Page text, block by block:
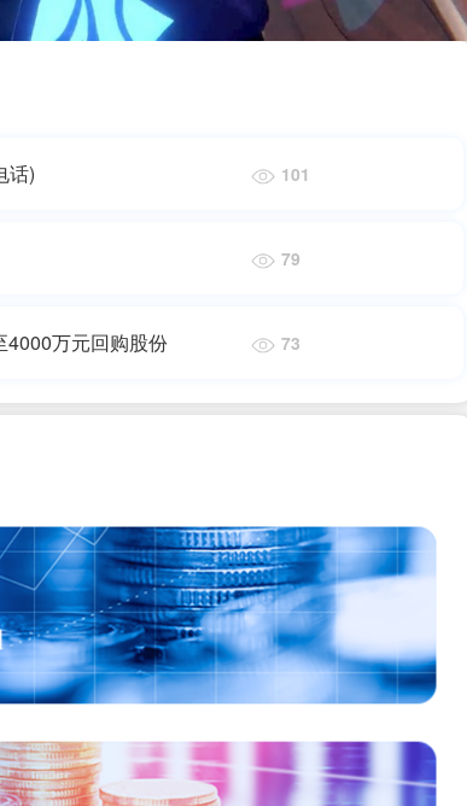
话) 101
79
4000万元回购股份 73